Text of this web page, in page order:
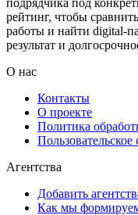
рейтинг, чтобы
работы и найти digital-
результат и
О нас
Контакты
О проекте
Политика
Пользовательское
Агентства
Добавить
Как мы формируем